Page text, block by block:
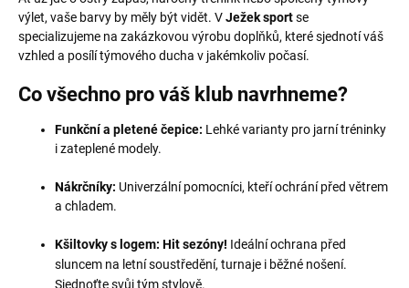
výlet, vaše barvy by měly být vidět. VJežek sportse
specializujeme na zakázkovou výrobu doplňků, které sjednotí váš
vzhled a posílí týmového ducha v jakémkoliv počasí.
Co všechno pro váš klub navrhneme?
Funkční a pletené čepice: Lehké varianty pro jarní tréninky
i zateplené modely.
Nákrčníky: Univerzální pomocníci, kteří ochrání před větrem
a chladem.
Kšiltovky s logem: Hit sezóny! Ideální ochrana před
sluncem na letní soustředění, turnaje i běžné nošení.
Sjednoťte svůj tým stylově.